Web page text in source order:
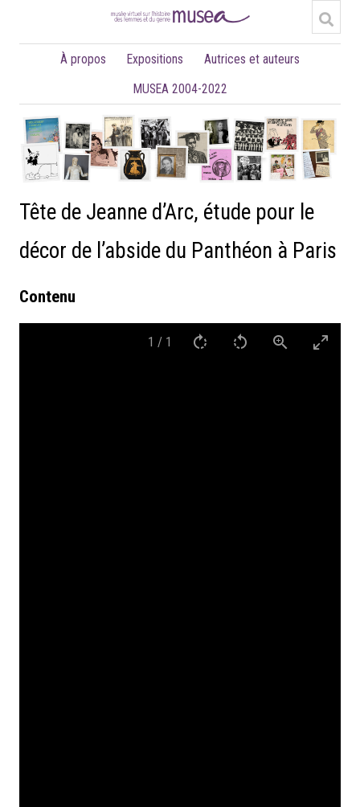
À propos Expositions
Autrices et auteurs
MUSEA 2004-2022
Tête de Jeanne d’Arc, étude pour le
décor de l’abside du Panthéon à Paris
Contenu
1 / 1